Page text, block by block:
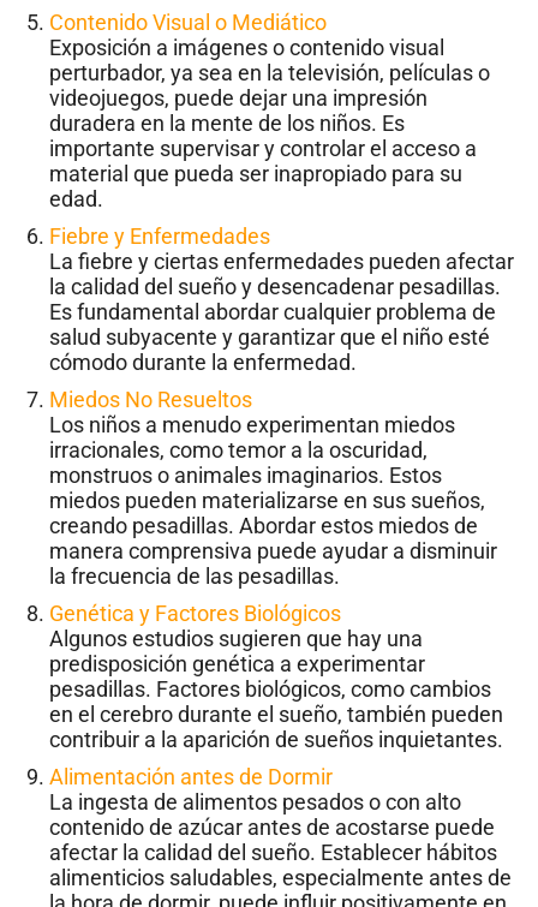
Contenido Visual o Mediático
Exposición a imágenes o contenido visual
perturbador, ya sea en la televisión, películas o
videojuegos, puede dejar una impresión
duradera en la mente de los niños. Es
importante supervisar y controlar el acceso a
material que pueda ser inapropiado para su
edad.
Fiebre y Enfermedades
La fiebre y ciertas enfermedades pueden afectar
la calidad del sueño y desencadenar pesadillas.
Es fundamental abordar cualquier problema de
salud subyacente y garantizar que el niño esté
cómodo durante la enfermedad.
Miedos No Resueltos
Los niños a menudo experimentan miedos
irracionales, como temor a la oscuridad,
monstruos o animales imaginarios. Estos
miedos pueden materializarse en sus sueños,
creando pesadillas. Abordar estos miedos de
manera comprensiva puede ayudar a disminuir
la frecuencia de las pesadillas.
Genética y Factores Biológicos
Algunos estudios sugieren que hay una
predisposición genética a experimentar
pesadillas. Factores biológicos, como cambios
en el cerebro durante el sueño, también pueden
contribuir a la aparición de sueños inquietantes.
Alimentación antes de Dormir
La ingesta de alimentos pesados o con alto
contenido de azúcar antes de acostarse puede
afectar la calidad del sueño. Establecer hábitos
alimenticios saludables, especialmente antes de